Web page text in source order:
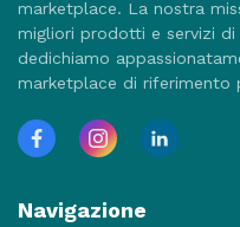
marketplace. La nostra
migliori prodotti e servizi
dedichiamo
marketplace di riferimento
Navigazione